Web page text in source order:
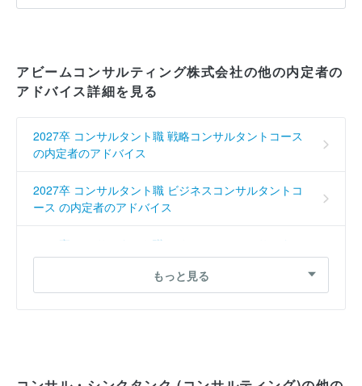
アビームコンサルティング株式会社の他の内定者の
アドバイス詳細を見る
2027卒 コンサルタント職 戦略コンサルタントコース
の内定者のアドバイス
2027卒 コンサルタント職 ビジネスコンサルタントコ
ース の内定者のアドバイス
2027卒 コンサルタント職 テクノロジーコンサルタン
トコース の内定者のアドバイス
2027卒 コンサルタント職 ビジネスコンサルタントコ
ース の内定者のアドバイス
もっと見る